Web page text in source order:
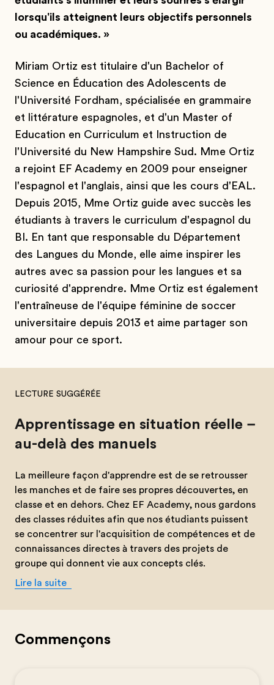
lorsqu'ils atteignent leurs objectifs personnels
ou académiques. »
Miriam Ortiz est titulaire d'un Bachelor of
Science en Éducation des Adolescents de
l'Université Fordham, spécialisée en grammaire
et littérature espagnoles, et d'un Master of
Education en Curriculum et Instruction de
l'Université du New Hampshire Sud. Mme Ortiz
a rejoint EF Academy en 2009 pour enseigner
l'espagnol et l'anglais, ainsi que les cours d'EAL.
Depuis 2015, Mme Ortiz guide avec succès les
étudiants à travers le curriculum d'espagnol du
BI. En tant que responsable du Département
des Langues du Monde, elle aime inspirer les
autres avec sa passion pour les langues et sa
curiosité d'apprendre. Mme Ortiz est également
l'entraîneuse de l'équipe féminine de soccer
universitaire depuis 2013 et aime partager son
amour pour ce sport.
LECTURE SUGGÉRÉE
Apprentissage en situation réelle –
au-delà des manuels
La meilleure façon d'apprendre est de se retrousser
les manches et de faire ses propres découvertes, en
classe et en dehors. Chez EF Academy, nous gardons
des classes réduites afin que nos étudiants puissent
se concentrer sur l'acquisition de compétences et de
connaissances directes à travers des projets de
groupe qui donnent vie aux concepts clés.
Lire la suite
Commençons